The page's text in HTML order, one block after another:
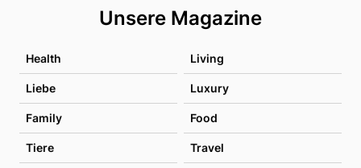
Unsere Magazine
Health Living
Liebe Luxury
Family Food
Tiere Travel